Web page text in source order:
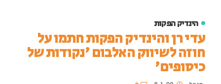
הינדיק הפקות
עדי רן והינדיק הפקות חתמו על
חוזה לשיווק האלבום 'נקודות של
כיסופים'